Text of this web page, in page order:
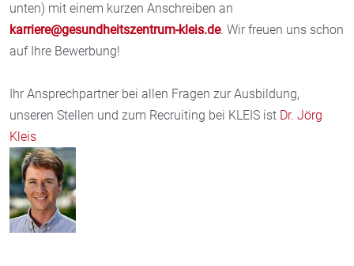
unten) mit einem kurzen Anschreiben an
karriere@gesundheitszentrum-kleis.de. Wir freuen uns schon
auf Ihre Bewerbung!
Ihr Ansprechpartner bei allen Fragen zur Ausbildung,
unseren Stellen und zum Recruiting bei KLEIS ist Dr. Jörg
Kleis